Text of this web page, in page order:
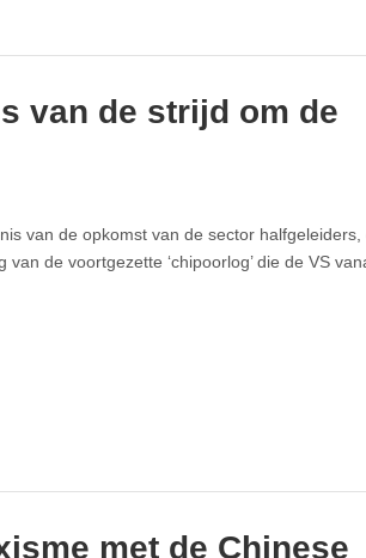
van de strijd om de
van de opkomst van de sector halfgeleiders,
van de voortgezette ‘chipoorlog’ die de VS
met de Chinese